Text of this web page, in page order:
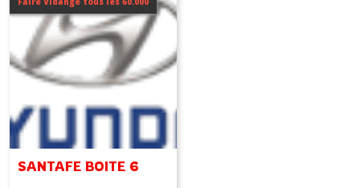
SANTAFE BOITE 6
Afficher
résultats